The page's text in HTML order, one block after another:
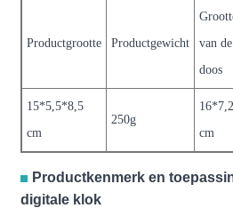
Productgrootte Productgewicht
van de
doos
15*5,5*8,5
cm
250g
cm
Productkenmerk en
digitale klok